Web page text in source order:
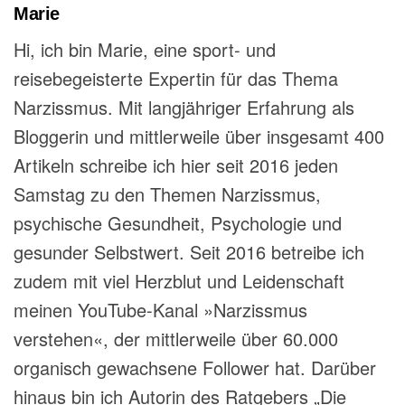
Marie
Hi, ich bin Marie, eine sport- und
reisebegeisterte Expertin für das Thema
Narzissmus. Mit langjähriger Erfahrung als
Bloggerin und mittlerweile über insgesamt 400
Artikeln schreibe ich hier seit 2016 jeden
Samstag zu den Themen Narzissmus,
psychische Gesundheit, Psychologie und
gesunder Selbstwert. Seit 2016 betreibe ich
zudem mit viel Herzblut und Leidenschaft
meinen YouTube-Kanal »Narzissmus
verstehen«, der mittlerweile über 60.000
organisch gewachsene Follower hat. Darüber
hinaus bin ich Autorin des Ratgebers „Die